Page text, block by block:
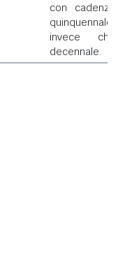
con cadenza
quinquennale
invece che
decennale.